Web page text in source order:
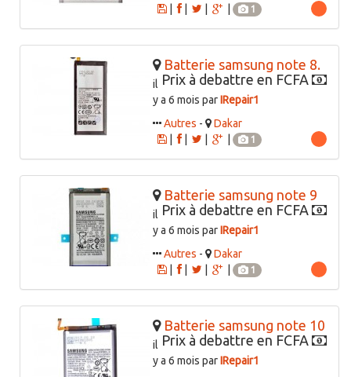
|
1
Batterie samsung note 8.
Prix à debattre en FCFA
il
y a 6 mois parIRepair1
Autres -
Dakar
|
1
Batterie samsung note 9
Prix à debattre en FCFA
il
y a 6 mois parIRepair1
Autres -
Dakar
|
1
Batterie samsung note 10
Prix à debattre en FCFA
il
y a 6 mois parIRepair1